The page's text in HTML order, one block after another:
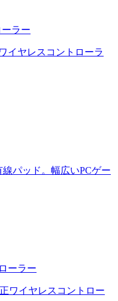
ラー
イヤレスコントローラ
パッド。幅広いPCゲー
ーラー
ワイヤレスコントロー